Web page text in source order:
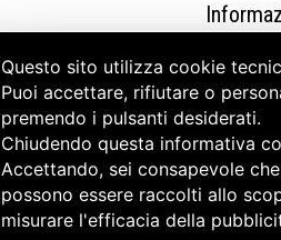
Questo sito utilizza cookie
Puoi accettare, rifiutare o
premendo i pulsanti desiderati.
Chiudendo questa informativa
Accettando, sei consapevole
possono essere raccolti allo
misurare l'efficacia della